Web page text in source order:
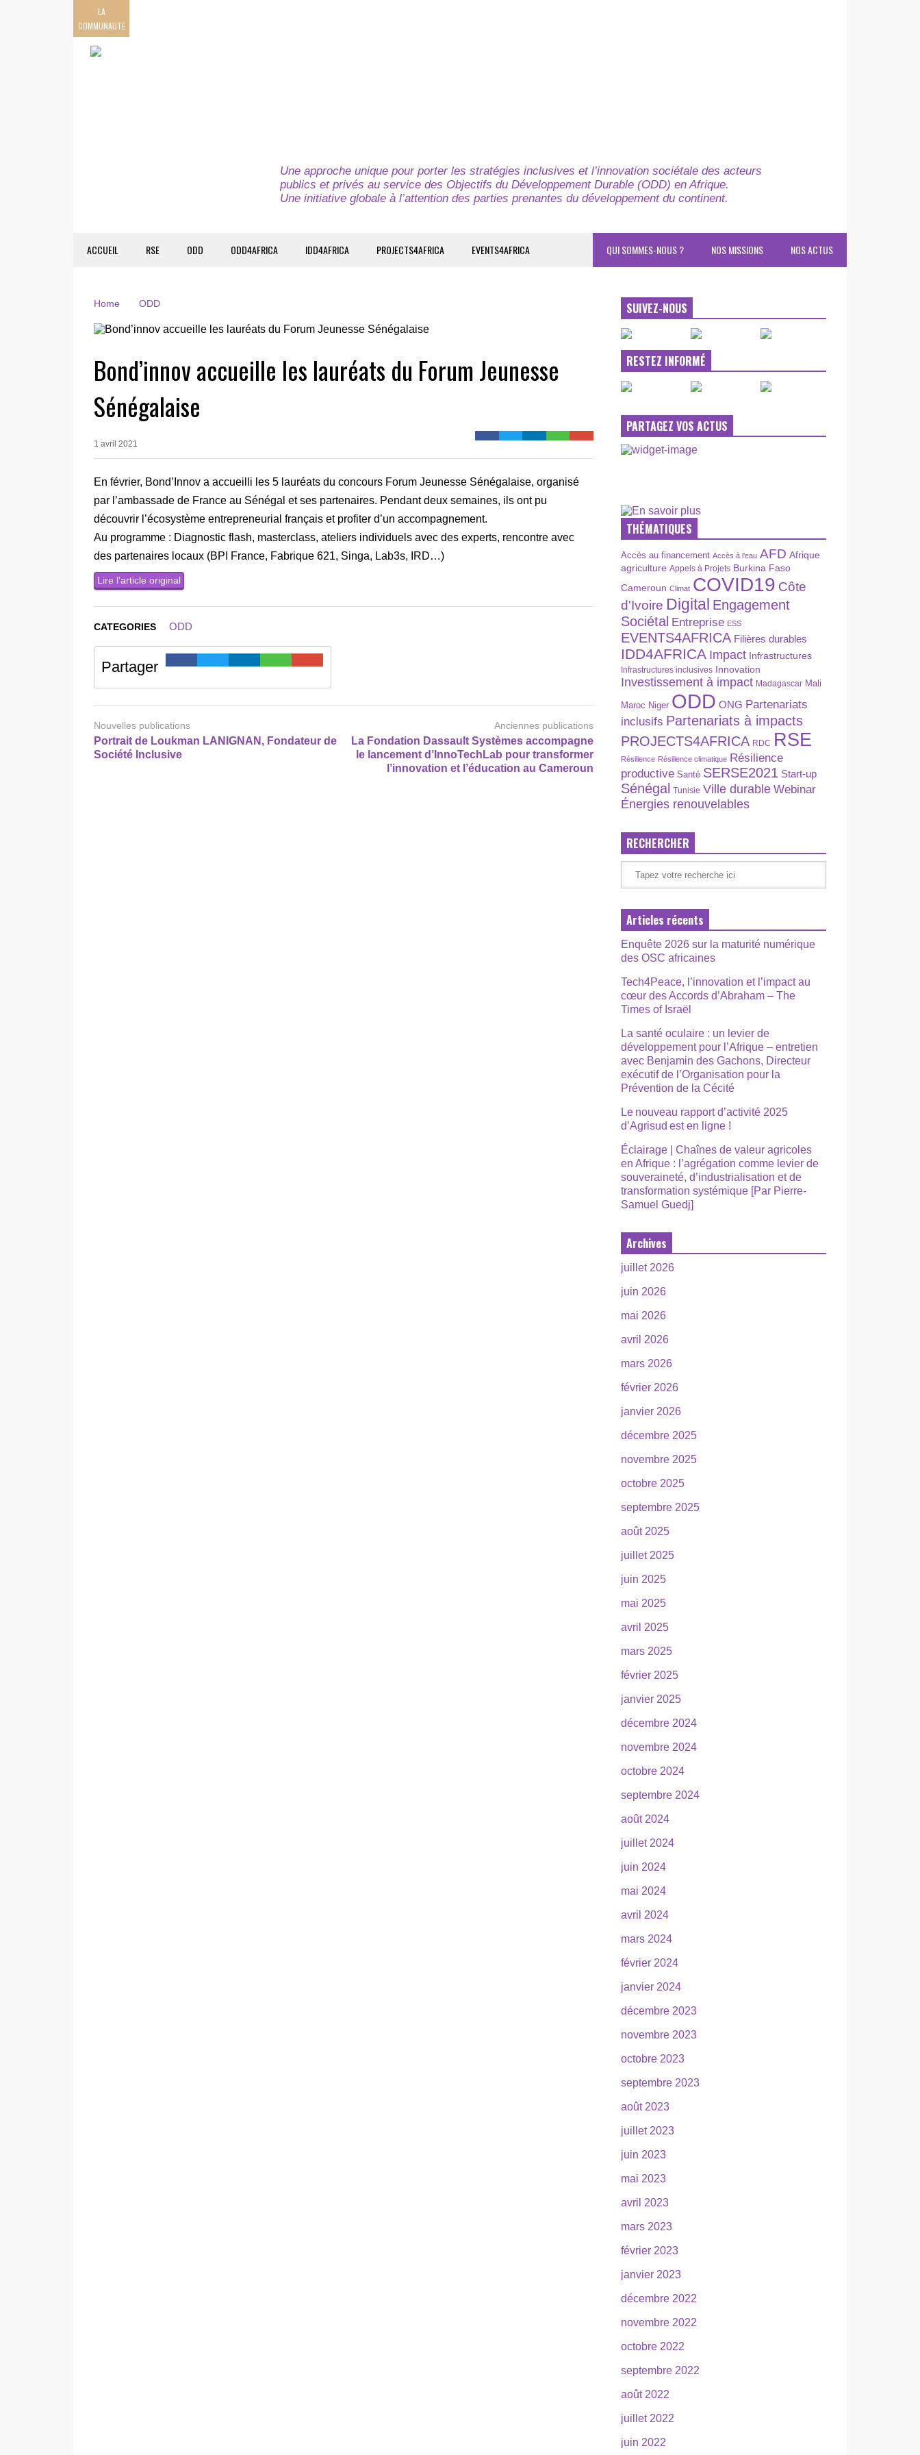
LA
COMMUNAUTE
Une approche unique pour porter les stratégies inclusives et l’innovation sociétale des acteurs
publics et privés au service des Objectifs du Développement Durable (ODD) en Afrique.
Une initiative globale à l’attention des parties prenantes du développement du continent.
ACCUEIL RSE ODD ODD4AFRICA IDD4AFRICA PROJECTS4AFRICA EVENTS4AFRICA NOS ACTUS
NOS MISSIONS
QUI SOMMES-NOUS ?
Home ODD
Bond’innov accueille les lauréats du Forum Jeunesse
Sénégalaise
1 avril 2021
En février, Bond’Innov a accueilli les 5 lauréats du concours Forum Jeunesse Sénégalaise, organisé
par l’ambassade de France au Sénégal et ses partenaires. Pendant deux semaines, ils ont pu
découvrir l’écosystème entrepreneurial français et profiter d’un accompagnement.
Au programme : Diagnostic flash, masterclass, ateliers individuels avec des experts, rencontre avec
des partenaires locaux (BPI France, Fabrique 621, Singa, Lab3s, IRD…)
Lire l’article original
CATEGORIES ODD
Partager
Nouvelles publications
Portrait de Loukman LANIGNAN, Fondateur de
Société Inclusive
Anciennes publications
La Fondation Dassault Systèmes accompagne
le lancement d’InnoTechLab pour transformer
l’innovation et l’éducation au Cameroun
SUIVEZ-NOUS
RESTEZ INFORMÉ
PARTAGEZ VOS ACTUS
THÉMATIQUES
Accès au financement Accès à l’eau AFD Afrique
agriculture Appels à Projets Burkina Faso
Cameroun Climat COVID19 Côte
d'Ivoire Digital Engagement
Sociétal Entreprise ESS
EVENTS4AFRICA Filières durables
IDD4AFRICA Impact Infrastructures
Infrastructures inclusives Innovation
Investissement à impact Madagascar Mali
Maroc Niger ODD ONG Partenariats
inclusifs Partenariats à impacts
PROJECTS4AFRICA RDC RSE
Résilience Résilience climatique Résilience
productive Santé SERSE2021 Start-up
Sénégal Tunisie Ville durable Webinar
Énergies renouvelables
RECHERCHER
Articles récents
Enquête 2026 sur la maturité numérique
des OSC africaines
Tech4Peace, l’innovation et l’impact au
cœur des Accords d’Abraham – The
Times of Israël
La santé oculaire : un levier de
développement pour l’Afrique – entretien
avec Benjamin des Gachons, Directeur
exécutif de l’Organisation pour la
Prévention de la Cécité
Le nouveau rapport d’activité 2025
d’Agrisud est en ligne !
Éclairage | Chaînes de valeur agricoles
en Afrique : l’agrégation comme levier de
souveraineté, d’industrialisation et de
transformation systémique [Par Pierre-
Samuel Guedj]
Archives
juillet 2026
juin 2026
mai 2026
avril 2026
mars 2026
février 2026
janvier 2026
décembre 2025
novembre 2025
octobre 2025
septembre 2025
août 2025
juillet 2025
juin 2025
mai 2025
avril 2025
mars 2025
février 2025
janvier 2025
décembre 2024
novembre 2024
octobre 2024
septembre 2024
août 2024
juillet 2024
juin 2024
mai 2024
avril 2024
mars 2024
février 2024
janvier 2024
décembre 2023
novembre 2023
octobre 2023
septembre 2023
août 2023
juillet 2023
juin 2023
mai 2023
avril 2023
mars 2023
février 2023
janvier 2023
décembre 2022
novembre 2022
octobre 2022
septembre 2022
août 2022
juillet 2022
juin 2022